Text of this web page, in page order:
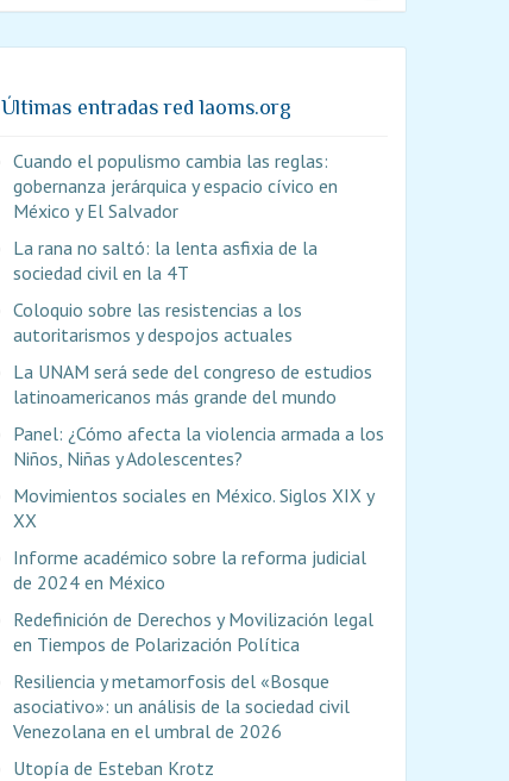
Últimas entradas red laoms.org
Cuando el populismo cambia las reglas:
gobernanza jerárquica y espacio cívico en
México y El Salvador
La rana no saltó: la lenta asfixia de la
sociedad civil en la 4T
Coloquio sobre las resistencias a los
autoritarismos y despojos actuales
La UNAM será sede del congreso de estudios
latinoamericanos más grande del mundo
Panel: ¿Cómo afecta la violencia armada a los
Niños, Niñas y Adolescentes?
Movimientos sociales en México. Siglos XIX y
XX
Informe académico sobre la reforma judicial
de 2024 en México
Redefinición de Derechos y Movilización legal
en Tiempos de Polarización Política
Resiliencia y metamorfosis del «Bosque
asociativo»: un análisis de la sociedad civil
Venezolana en el umbral de 2026
Utopía de Esteban Krotz